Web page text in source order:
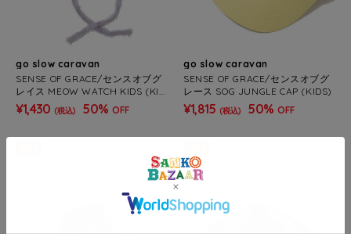
go slow caravan
SENSE OF GRACE/センスオブグ
レイス MEOW WATCH KIDS (KID
S)
¥1,430 (税込) 50% OFF
go slow caravan
SENSE OF GRACE/センスオブグ
レース SOG JUNGLE CAP (KIDS)
¥1,815 (税込) 50% OFF